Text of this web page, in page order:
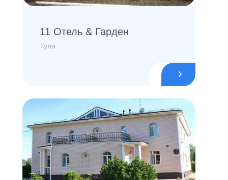
11 Отель & Гарден
Тула